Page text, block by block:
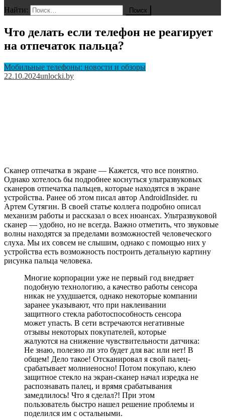
Найти:
Что делать если телефон не реагирует
на отпечаток пальца?
Мобильные телефоны: новости и обзоры
22.10.2024unlocki.by
Сканер отпечатка в экране — Кажется, что все понятно.
Однако хотелось бы подробнее коснуться ультразвуковых
сканеров отпечатка пальцев, которые находятся в экране
устройства. Ранее об этом писал автор AndroidInsider. ru
Артем Сутягин. В своей статье коллега подробно описал
механизм работы и рассказал о всех нюансах. Ультразвуковой
сканер — удобно, но не всегда. Важно отметить, что звуковые
волны находятся за пределами возможностей человеческого
слуха. Мы их совсем не слышим, однако с помощью них у
устройства есть возможность построить детальную картину
рисунка пальца человека.
Многие корпорации уже не первый год внедряет
подобную технологию, а качество работы сенсора
никак не ухудшается, однако некоторые компании
заранее указывают, что при наклеивании
защитного стекла работоспособность сенсора
может упасть. В сети встречаются негативные
отзывы некоторых покупателей, которые
жалуются на снижение чувствительности датчика:
Не знаю, полезно ли это будет для вас или нет! В
общем! Дело такое! Отсканировал я свой палец-
срабатывает молниеносно! Потом покупаю, клею
защитное стекло на экран-сканер начал изредка не
распознавать палец, и врямя срабатывания
замедлилось! Что я сделал?! При этом
пользователь быстро нашел решение проблемы и
поделился им с остальными.